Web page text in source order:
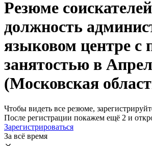
Резюме
должность
языковом центре с
занятостью в
(Московская
Чтобы видеть все резюме,
После регистрации покажем ещё 2 и
Зарегистрироваться
За всё время